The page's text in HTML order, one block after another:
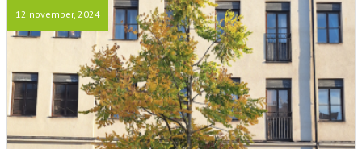
12 november, 2024